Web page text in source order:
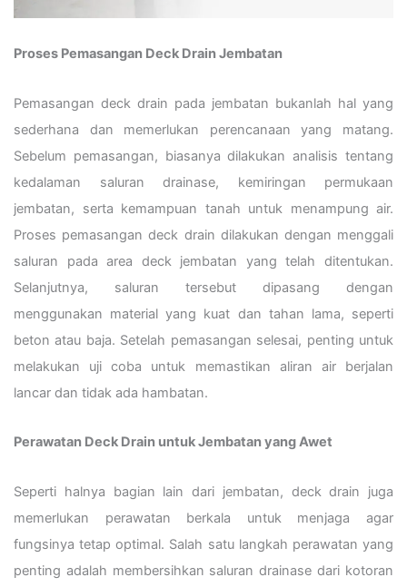
Proses Pemasangan Deck Drain Jembatan
Pemasangan deck drain pada jembatan bukanlah hal yang
sederhana dan memerlukan perencanaan yang matang.
Sebelum pemasangan, biasanya dilakukan analisis tentang
kedalaman saluran drainase, kemiringan permukaan
jembatan, serta kemampuan tanah untuk menampung air.
Proses pemasangan deck drain dilakukan dengan menggali
saluran pada area deck jembatan yang telah ditentukan.
Selanjutnya, saluran tersebut dipasang dengan
menggunakan material yang kuat dan tahan lama, seperti
beton atau baja. Setelah pemasangan selesai, penting untuk
melakukan uji coba untuk memastikan aliran air berjalan
lancar dan tidak ada hambatan.
Perawatan Deck Drain untuk Jembatan yang Awet
Seperti halnya bagian lain dari jembatan, deck drain juga
memerlukan perawatan berkala untuk menjaga agar
fungsinya tetap optimal. Salah satu langkah perawatan yang
penting adalah membersihkan saluran drainase dari kotoran